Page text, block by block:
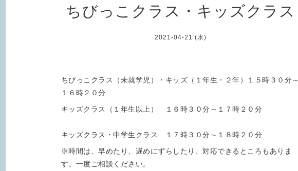
ちびっこクラス・キッズクラス
2021-04-21 (水)
ちびっこクラス（未就学児）・キッズ（１年生・２年）１５時３０分～
１６時２０分
キッズクラス（１年生以上） １６時３０分～１７時２０分
キッズクラス・中学生クラス １７時３０分～１８時２０分
※時間は、早めたり、遅めにずらしたり、対応できるところもありま
す。一度ご相談ください。